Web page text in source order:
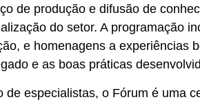
de produção e difusão de
do setor. A programação
e homenagens a experiências
e as boas práticas
de especialistas, o Fórum é uma